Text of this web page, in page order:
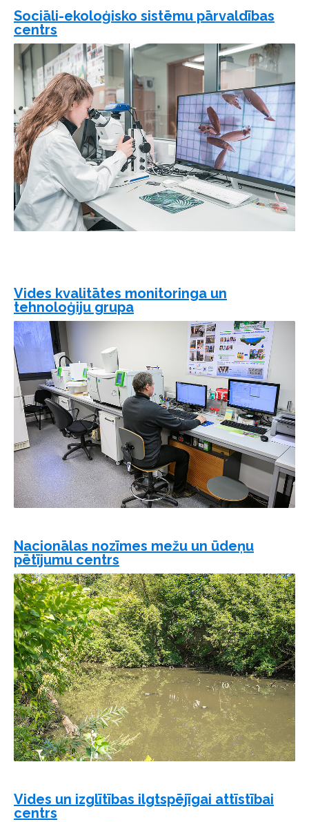
Sociāli-ekoloģisko sistēmu pārvaldības
centrs
Vides kvalitātes monitoringa un
tehnoloģiju grupa
Nacionālas nozīmes mežu un ūdeņu
pētījumu centrs
Vides un izglītības ilgtspējīgai attīstībai
centrs